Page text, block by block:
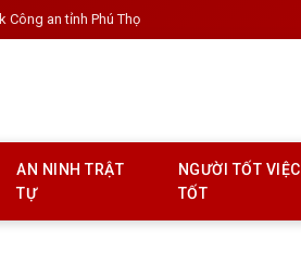
Công an tỉnh Phú Thọ
AN NINH TRẬT
TỰ
NGƯỜI TỐT VIỆC
TỐT